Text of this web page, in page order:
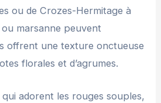
ou de Crozes-Hermitage à
marsanne peuvent
offrent une texture onctueuse
florales et d’agrumes.
adorent les rouges souples,